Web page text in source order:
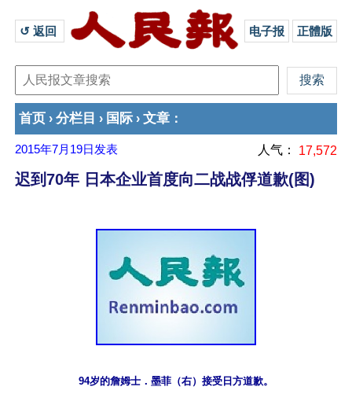
↺ 返回 电子报 正體版
首页 › 分栏目 › 国际 › 文章 ：
2015年7月19日 发表 人气： 17,572
迟到70年 日本企业首度向二战战俘道歉(图)